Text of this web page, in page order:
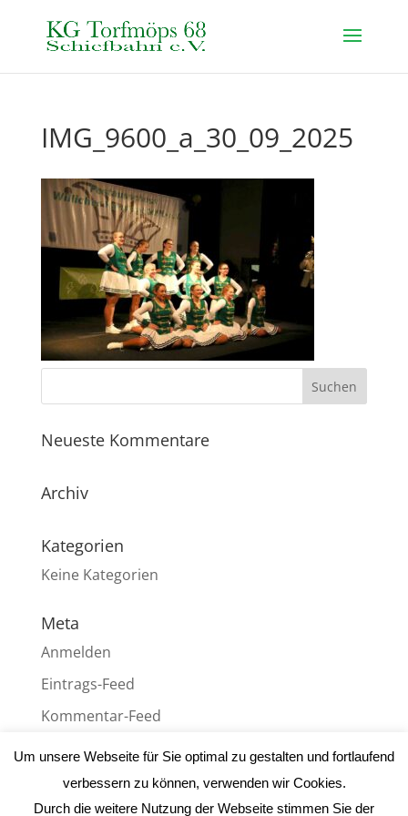
IMG_9600_a_30_09_2025
Neueste Kommentare
Archiv
Kategorien
Keine Kategorien
Meta
Anmelden
Eintrags-Feed
Kommentar-Feed
WordPress.org
Um unsere Webseite für Sie optimal zu gestalten und fortlaufend
verbessern zu können, verwenden wir Cookies.
Durch die weitere Nutzung der Webseite stimmen Sie der